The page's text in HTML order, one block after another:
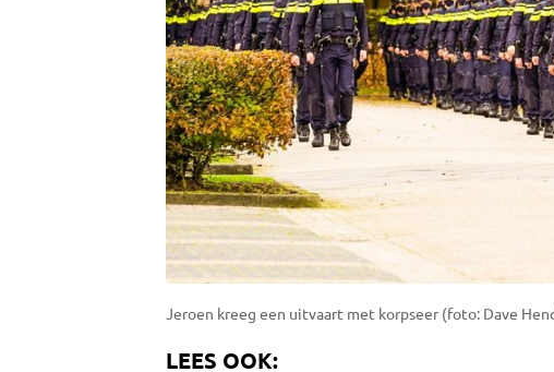
Jeroen kreeg een uitvaart met korpseer (foto: Dave
LEES OOK: